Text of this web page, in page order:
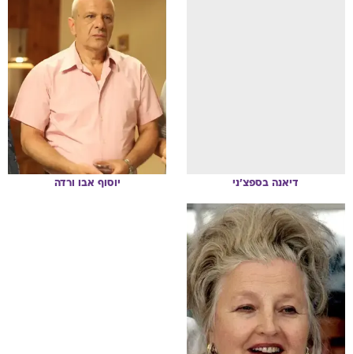
דיאנה בספצ'ני יוסוף אבו ורדה